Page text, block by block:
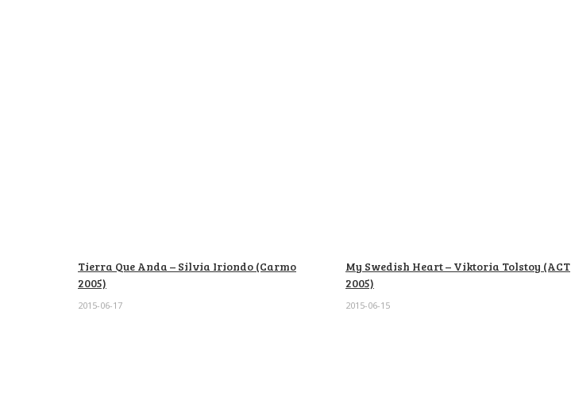
Tierra Que Anda – Silvia Iriondo (Carmo
2005)
2015-06-17
My Swedish Heart – Viktoria Tolstoy (ACT
2005)
2015-06-15